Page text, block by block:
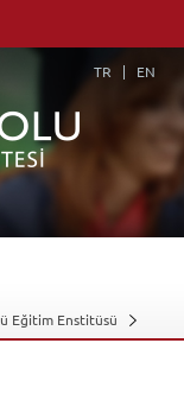
TR EN
Eğitim Enstitüsü
(Uzaktan Öğretim)